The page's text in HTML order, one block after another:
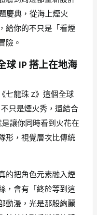
慶典，從海上煙火
給你的不只是「看煙
險。
球 IP 搭上在地海
七龍珠 Z》這個全球
只是煙火秀，還結合
讓你同時看到火花在
形，視覺層次比傳統
的把角色元素融入煙
，會有「終於等到這
動漫，光是那股絢麗